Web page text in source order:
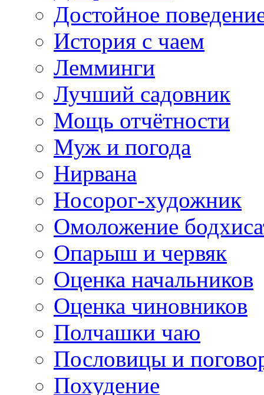
Достойное
История с чаем
Лемминги
Лучший садовник
Мощь отчётности
Муж и погода
Нирвана
Носорог-художник
Омоложение
Опарыш и червяк
Оценка начальников
Оценка чиновников
Полчашки чаю
Пословицы и
Похудение